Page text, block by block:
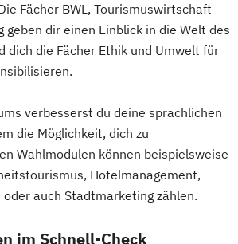
Fächer BWL, Tourismuswirtschaft
geben dir einen Einblick in die Welt des
dich die Fächer Ethik und Umwelt für
verbesserst du deine sprachlichen
die Möglichkeit, dich zu
Wahlmodulen können beispielsweise
Hotelmanagement,
auch Stadtmarketing zählen.
im Schnell-Check